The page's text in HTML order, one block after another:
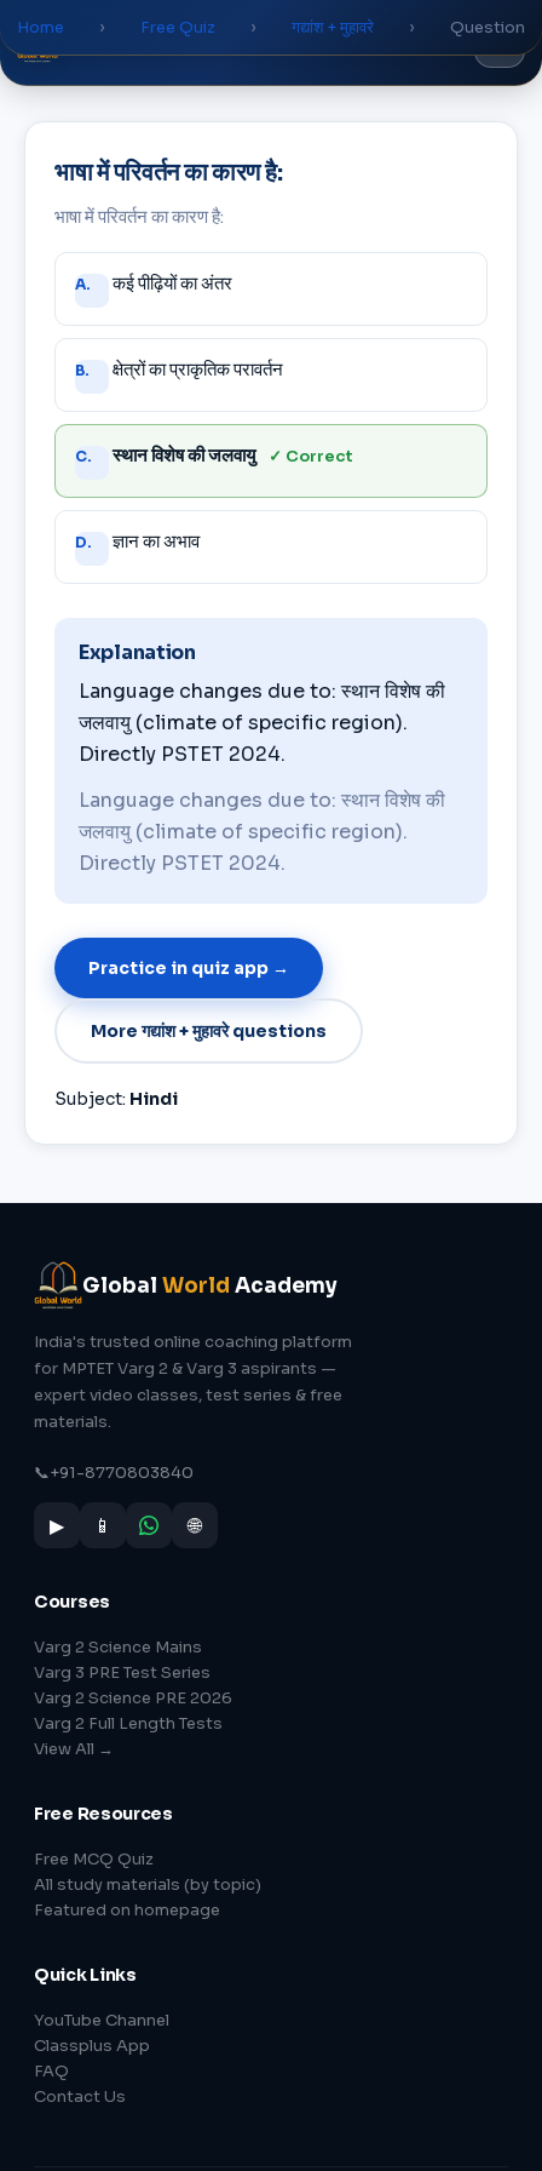
Academy
Home › Free Quiz › गद्यांश + मुहावरे › Question
भाषा में परिवर्तन का कारण है:
भाषा में परिवर्तन का कारण है:
Answer
choices
A. कई पीढ़ियों का अंतर
B. क्षेत्रों का प्राकृतिक परावर्तन
C. स्थान विशेष की जलवायु ✓ Correct
D. ज्ञान का अभाव
Explanation
Language changes due to: स्थान विशेष की
जलवायु (climate of specific region).
Directly PSTET 2024.
Language changes due to: स्थान विशेष की
जलवायु (climate of specific region).
Directly PSTET 2024.
Practice in quiz app →
More गद्यांश + मुहावरे questions
Subject: Hindi
Global World Academy
India's trusted online coaching platform
for MPTET Varg 2 & Varg 3 aspirants —
expert video classes, test series & free
materials.
📞+91-8770803840
▶ 📱 🌐
Courses
Varg 2 Science Mains
Varg 3 PRE Test Series
Varg 2 Science PRE 2026
Varg 2 Full Length Tests
View All →
Free Resources
Free MCQ Quiz
All study materials (by topic)
Featured on homepage
Quick Links
YouTube Channel
Classplus App
FAQ
Contact Us